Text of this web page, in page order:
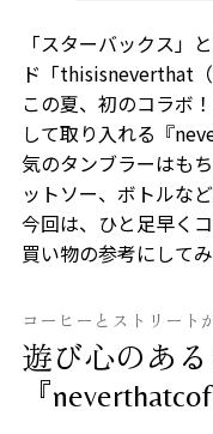
「スターバックス」
ド「thisisneverthat
この夏、初のコラボ
して取り入れる『
気のタンブラーはも
ットソー、ボトルな
今回は、ひと足早く
買い物の参考にして
コーヒーとストリート
遊び心のあ
『